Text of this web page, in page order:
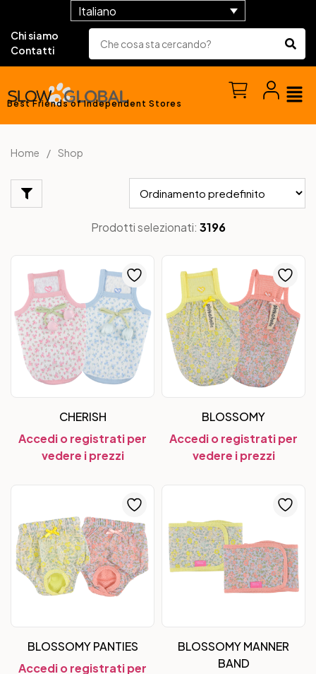
Italiano
Chi siamo
Contatti
Best Friends of Independent Stores
Home Shop
Prodotti selezionati: 3196
CHERISH
Accedi o registrati per
vedere i prezzi
BLOSSOMY
Accedi o registrati per
vedere i prezzi
BLOSSOMY PANTIES
Accedi o registrati per
BLOSSOMY MANNER
BAND